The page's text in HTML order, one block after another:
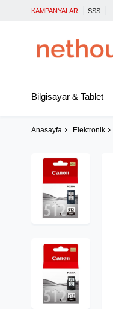
KAMPANYALAR SSS
Bilgisayar & Tablet
Anasayfa Elektronik